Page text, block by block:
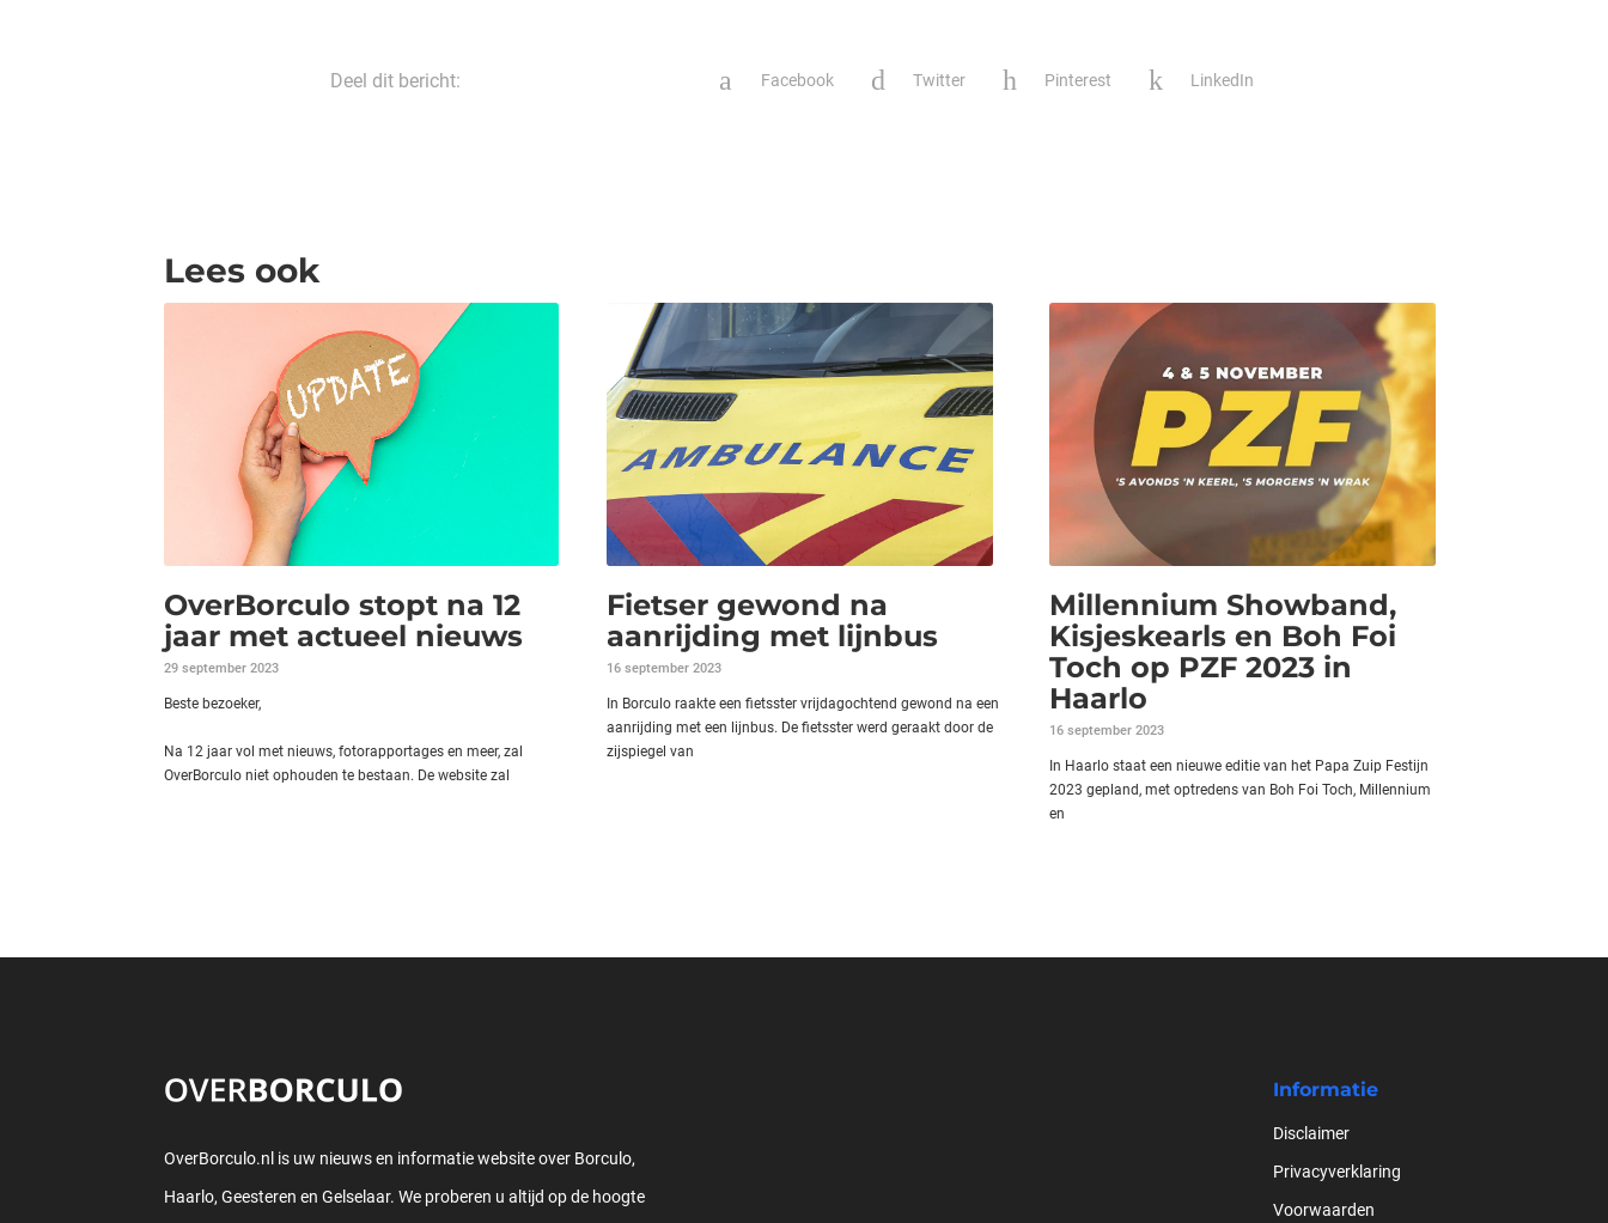
Deel dit bericht: Facebook Twitter Pinterest LinkedIn
Lees ook
OverBorculo stopt na 12
jaar met actueel nieuws
29 september 2023
Beste bezoeker,
Na 12 jaar vol met nieuws, fotorapportages en meer, zal
OverBorculo niet ophouden te bestaan. De website zal
Fietser gewond na
aanrijding met lijnbus
16 september 2023
In Borculo raakte een fietsster vrijdagochtend gewond na een
aanrijding met een lijnbus. De fietsster werd geraakt door de
zijspiegel van
Millennium Showband,
Kisjeskearls en Boh Foi
Toch op PZF 2023 in
Haarlo
16 september 2023
In Haarlo staat een nieuwe editie van het Papa Zuip Festijn
2023 gepland, met optredens van Boh Foi Toch, Millennium
en
OverBorculo.nl is uw nieuws en informatie website over Borculo,
Haarlo, Geesteren en Gelselaar. We proberen u altijd op de hoogte
Informatie
Disclaimer
Privacyverklaring
Voorwaarden